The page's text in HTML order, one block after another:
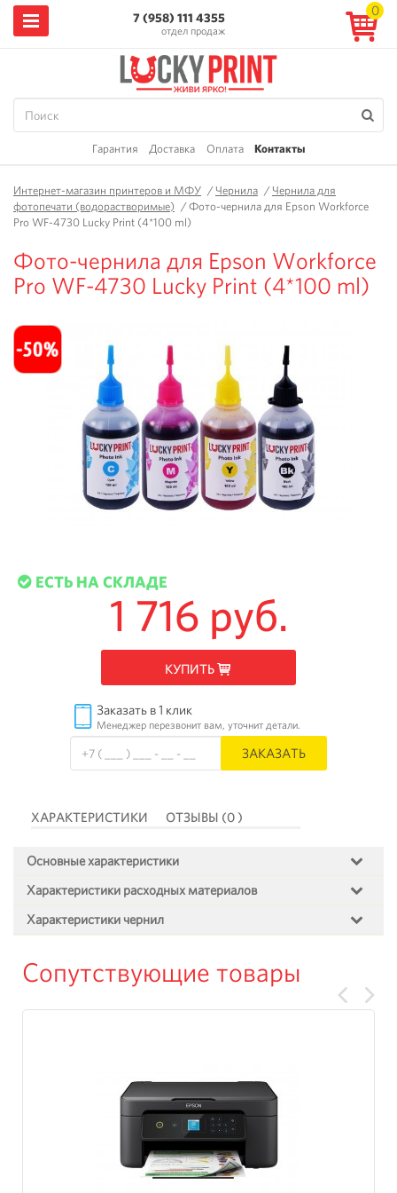
7 (958) 111 4355
отдел продаж
0
Гарантия Доставка Оплата Контакты
Интернет-магазин принтеров и МФУ /Чернила /Чернила для
фотопечати (водорастворимые) /Фото-чернила для Epson Workforce
Pro WF-4730 Lucky Print (4*100 ml)
Фото-чернила для Epson Workforce
Pro WF-4730 Lucky Print (4*100 ml)
ЕСТЬ НА СКЛАДЕ
1 716 руб.
КУПИТЬ
Заказать в 1 клик
Менеджер перезвонит вам, уточнит детали.
ЗАКАЗАТЬ
ХАРАКТЕРИСТИКИ ОТЗЫВЫ (0 )
Основные характеристики
Характеристики расходных материалов
Характеристики чернил
Сопутствующие товары